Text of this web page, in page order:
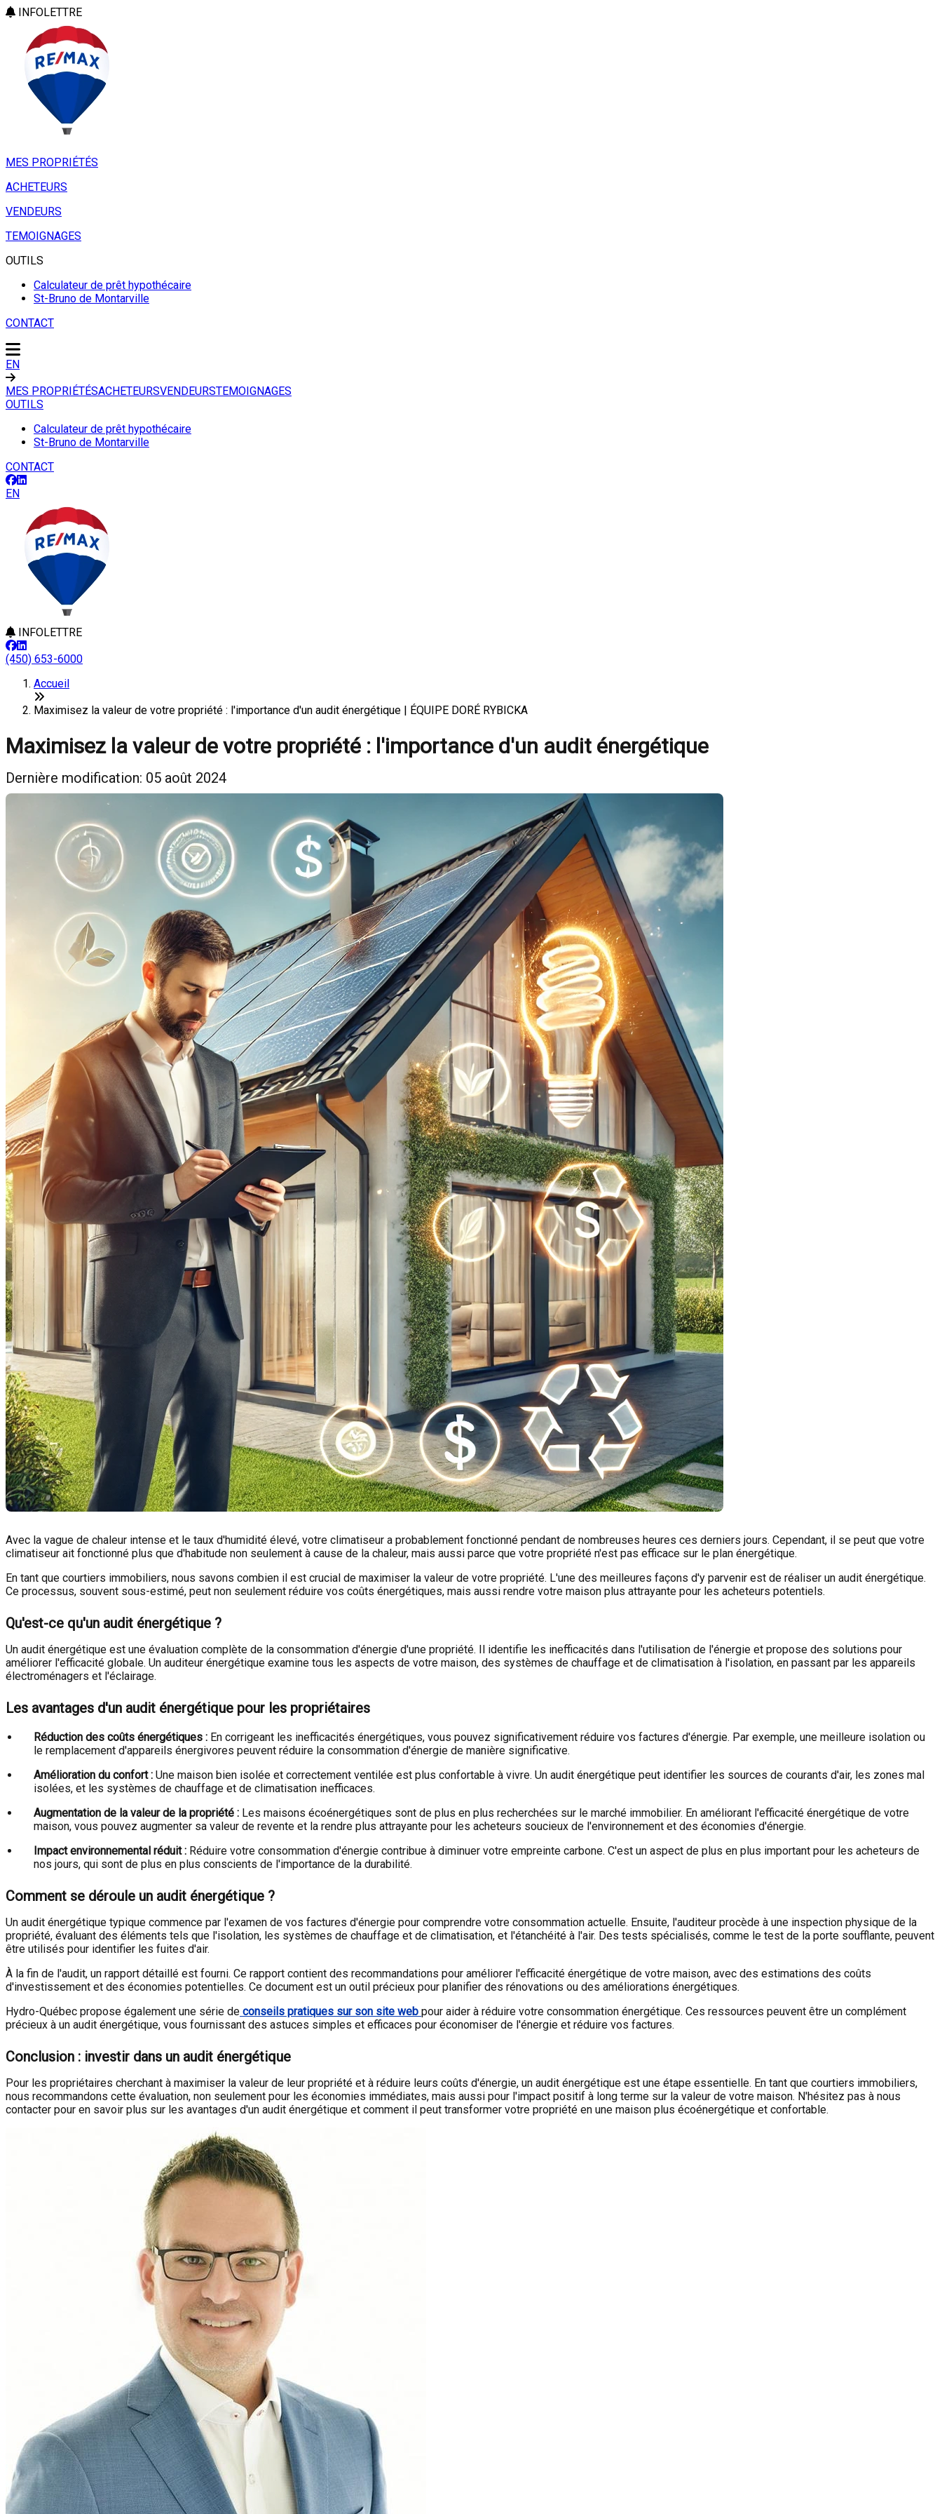
INFOLETTRE
MES PROPRIÉTÉS
ACHETEURS
VENDEURS
TEMOIGNAGES
OUTILS
Calculateur de prêt hypothécaire
St-Bruno de Montarville
CONTACT
EN
MES PROPRIÉTÉSACHETEURSVENDEURSTEMOIGNAGES
OUTILS
Calculateur de prêt hypothécaire
St-Bruno de Montarville
CONTACT
EN
INFOLETTRE
(450) 653-6000
Accueil
Maximisez la valeur de votre propriété : l'importance d'un audit énergétique | ÉQUIPE DORÉ RYBICKA
Maximisez la valeur de votre propriété : l'importance d'un audit énergétique
Dernière modification: 05 août 2024
Avec la vague de chaleur intense et le taux d'humidité élevé, votre climatiseur a probablement fonctionné pendant de nombreuses heures ces derniers jours. Cependant, il se peut que votre
climatiseur ait fonctionné plus que d'habitude non seulement à cause de la chaleur, mais aussi parce que votre propriété n'est pas efficace sur le plan énergétique.
En tant que courtiers immobiliers, nous savons combien il est crucial de maximiser la valeur de votre propriété. L'une des meilleures façons d'y parvenir est de réaliser un audit énergétique.
Ce processus, souvent sous-estimé, peut non seulement réduire vos coûts énergétiques, mais aussi rendre votre maison plus attrayante pour les acheteurs potentiels.
Qu'est-ce qu'un audit énergétique ?
Un audit énergétique est une évaluation complète de la consommation d'énergie d'une propriété. Il identifie les inefficacités dans l'utilisation de l'énergie et propose des solutions pour
améliorer l'efficacité globale. Un auditeur énergétique examine tous les aspects de votre maison, des systèmes de chauffage et de climatisation à l'isolation, en passant par les appareils
électroménagers et l'éclairage.
Les avantages d'un audit énergétique pour les propriétaires
Réduction des coûts énergétiques : En corrigeant les inefficacités énergétiques, vous pouvez significativement réduire vos factures d'énergie. Par exemple, une meilleure isolation ou
le remplacement d'appareils énergivores peuvent réduire la consommation d'énergie de manière significative.
Amélioration du confort : Une maison bien isolée et correctement ventilée est plus confortable à vivre. Un audit énergétique peut identifier les sources de courants d'air, les zones mal
isolées, et les systèmes de chauffage et de climatisation inefficaces.
Augmentation de la valeur de la propriété : Les maisons écoénergétiques sont de plus en plus recherchées sur le marché immobilier. En améliorant l'efficacité énergétique de votre
maison, vous pouvez augmenter sa valeur de revente et la rendre plus attrayante pour les acheteurs soucieux de l'environnement et des économies d'énergie.
Impact environnemental réduit : Réduire votre consommation d'énergie contribue à diminuer votre empreinte carbone. C'est un aspect de plus en plus important pour les acheteurs de
nos jours, qui sont de plus en plus conscients de l'importance de la durabilité.
Comment se déroule un audit énergétique ?
Un audit énergétique typique commence par l'examen de vos factures d'énergie pour comprendre votre consommation actuelle. Ensuite, l'auditeur procède à une inspection physique de la
propriété, évaluant des éléments tels que l'isolation, les systèmes de chauffage et de climatisation, et l'étanchéité à l'air. Des tests spécialisés, comme le test de la porte soufflante, peuvent
être utilisés pour identifier les fuites d'air.
À la fin de l'audit, un rapport détaillé est fourni. Ce rapport contient des recommandations pour améliorer l'efficacité énergétique de votre maison, avec des estimations des coûts
d'investissement et des économies potentielles. Ce document est un outil précieux pour planifier des rénovations ou des améliorations énergétiques.
Hydro-Québec propose également une série de conseils pratiques sur son site web pour aider à réduire votre consommation énergétique. Ces ressources peuvent être un complément
précieux à un audit énergétique, vous fournissant des astuces simples et efficaces pour économiser de l'énergie et réduire vos factures.
Conclusion : investir dans un audit énergétique
Pour les propriétaires cherchant à maximiser la valeur de leur propriété et à réduire leurs coûts d'énergie, un audit énergétique est une étape essentielle. En tant que courtiers immobiliers,
nous recommandons cette évaluation, non seulement pour les économies immédiates, mais aussi pour l'impact positif à long terme sur la valeur de votre maison. N'hésitez pas à nous
contacter pour en savoir plus sur les avantages d'un audit énergétique et comment il peut transformer votre propriété en une maison plus écoénergétique et confortable.